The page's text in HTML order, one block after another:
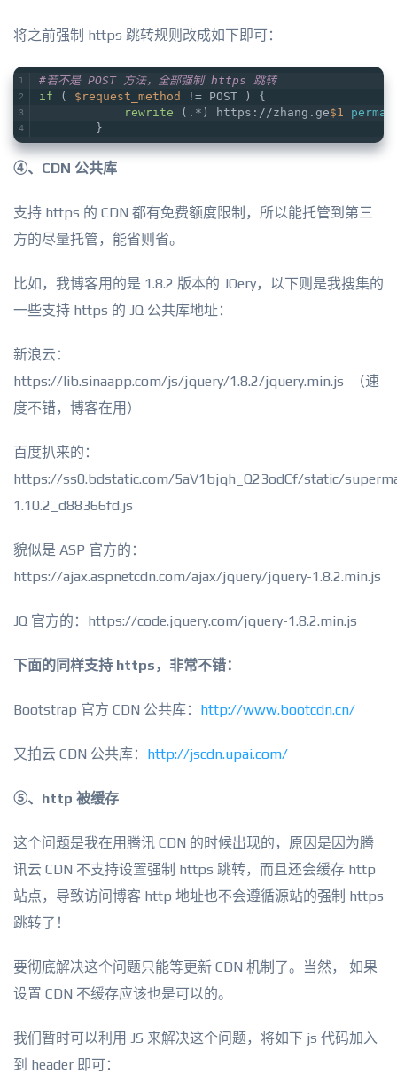
将之前强制 https 跳转规则改成如下即可：
#若不是 POST 方法，全部强制 https 跳转
if ( $request_method
!= POST ) {
rewrite (.*) https://zhang.ge$1
        }
④、CDN 公共库
支持 https 的 CDN 都有免费额度限制，所以能托管到第三
方的尽量托管，能省则省。
比如，我博客用的是 1.8.2 版本的 JQery，以下则是我搜集的
一些支持 https 的 JQ 公共库地址：
新浪云：
https://lib.sinaapp.com/js/jquery/1.8.2/jquery.min.js （速
度不错，博客在用）
百度扒来的：
https://ss0.bdstatic.com/5aV1bjqh_Q23odCf/static/
1.10.2_d88366fd.js
貌似是 ASP 官方的：
https://ajax.aspnetcdn.com/ajax/jquery/jquery-1.8.2.min.js
JQ 官方的：https://code.jquery.com/jquery-1.8.2.min.js
下面的同样支持 https，非常不错：
Bootstrap 官方 CDN 公共库： http://www.bootcdn.cn/
又拍云 CDN 公共库： http://jscdn.upai.com/
⑤、http 被缓存
这个问题是我在用腾讯 CDN 的时候出现的，原因是因为腾
讯云 CDN 不支持设置强制 https 跳转，而且还会缓存 http
站点，导致访问博客 http 地址也不会遵循源站的强制 https
跳转了！
要彻底解决这个问题只能等更新 CDN 机制了。当然， 如果
设置 CDN 不缓存应该也是可以的。
我们暂时可以利用 JS 来解决这个问题，将如下 js 代码加入
到 header 即可：